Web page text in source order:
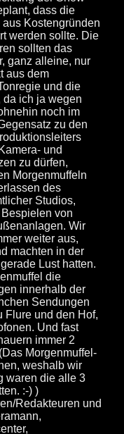
dass die
Kostengründen
werden sollte. Die
sollten das
ganz alleine, nur
aus dem
und die
ich ja wegen
noch im
zu den
und
zu dürfen,
Morgenmuffeln
des
Studios,
von
Wir
weiter aus,
machten in der
Lust hatten.
die
innerhalb der
Sendungen
Flure und den Hof,
Und fast
immer 2
Morgenmuffel-
weshalb wir
waren die alle 3
:-) )
Redakteuren und